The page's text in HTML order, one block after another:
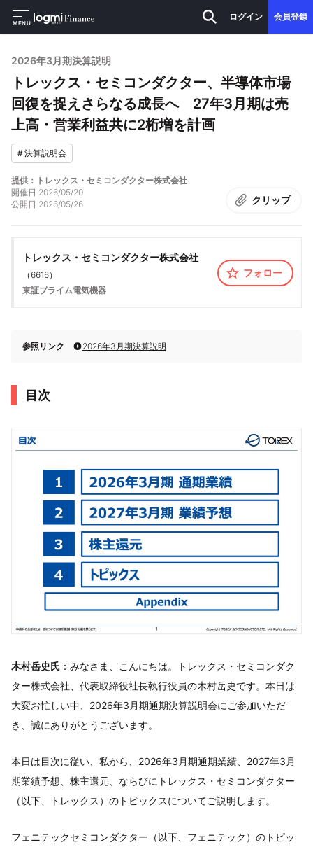
MENU
ログイン 会員登録
2026年3月期決算説明
トレックス・セミコンダクター、半導体市場
回復を捉えさらなる成長へ 27年3月期は売
上高・営業利益共に2桁増を計画
#決算説明会
提供：トレックス・セミコンダクター株式会社
開催日 2026/05/20
公開日 2026/05/26 クリップ
トレックス・セミコンダクター株式会社
（6616）
東証プライム電気機器
フォロー
参照リンク 2026年3月期決算説明
目次
木村岳史氏 ：みなさま、こんにちは。トレックス・セミコンダク
ター株式会社、代表取締役社長執行役員の木村岳史です。本日は
大変お忙しい中、2026年3月期通期決算説明会にご参加いただ
き、誠にありがとうございます。
本日は目次に従い、私から、2026年3月期通期業績、2027年3月
期業績予想、株主還元、ならびにトレックス・セミコンダクター
（以下、トレックス）のトピックスについてご説明します。
フェニテックセミコンダクター（以下、フェニテック）のトピッ